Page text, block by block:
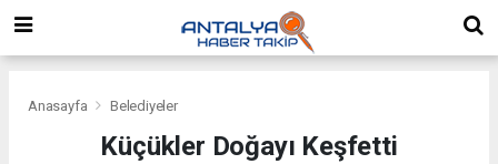
Anasayfa Belediyeler
Küçükler Doğayı Keşfetti